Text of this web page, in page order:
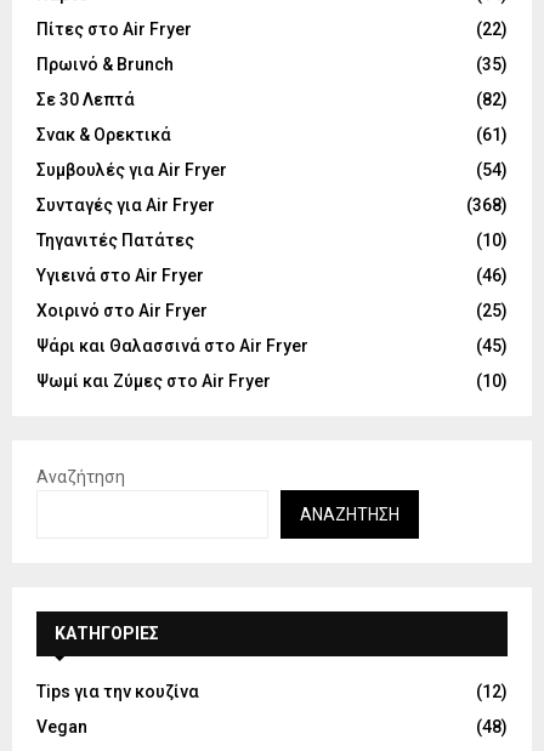
Πίτες στο Air Fryer
(22)
Πρωινό & Brunch
(35)
Σε 30 Λεπτά
(82)
Σνακ & Ορεκτικά
(61)
Συμβουλές για Air Fryer
(54)
Συνταγές για Air Fryer
(368)
Τηγανιτές Πατάτες
(10)
Υγιεινά στο Air Fryer
(46)
Χοιρινό στο Air Fryer
(25)
Ψάρι και Θαλασσινά στο Air Fryer
(45)
Ψωμί και Ζύμες στο Air Fryer
(10)
Αναζήτηση
ΑΝΑΖΉΤΗΣΗ
KΑΤΗΓΟΡΊΕΣ
Tips για την κουζίνα
(12)
Vegan
(48)